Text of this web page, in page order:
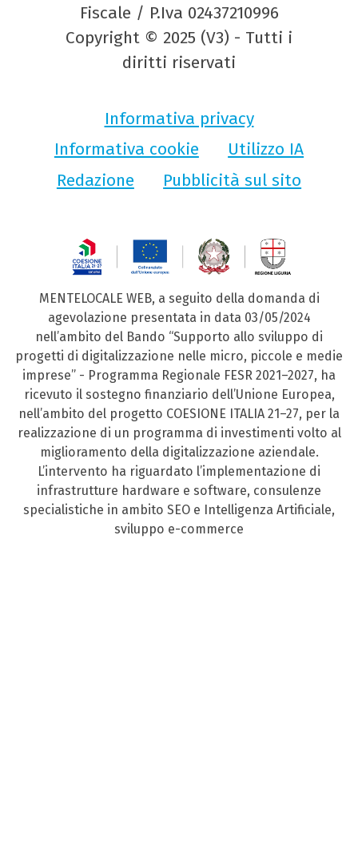
Fiscale / P.Iva 02437210996
Copyright © 2025 (V3) - Tutti i
diritti riservati
Informativa privacy
Informativa cookie
Utilizzo IA
Redazione
Pubblicità sul sito
MENTELOCALE WEB, a seguito della domanda di
agevolazione presentata in data 03/05/2024
nell’ambito del Bando “Supporto allo sviluppo di
progetti di digitalizzazione nelle micro, piccole e medie
imprese” - Programma Regionale FESR 2021–2027, ha
ricevuto il sostegno finanziario dell’Unione Europea,
nell’ambito del progetto COESIONE ITALIA 21–27, per la
realizzazione di un programma di investimenti volto al
miglioramento della digitalizzazione aziendale.
L’intervento ha riguardato l’implementazione di
infrastrutture hardware e software, consulenze
specialistiche in ambito SEO e Intelligenza Artificiale,
sviluppo e-commerce